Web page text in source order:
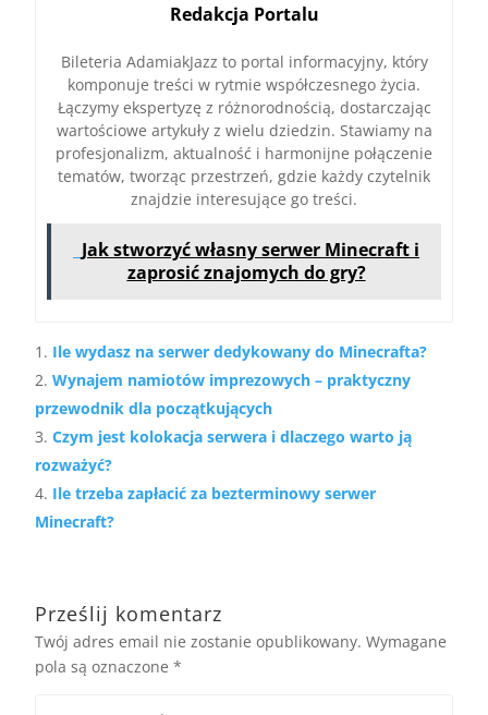
Redakcja Portalu
Bileteria AdamiakJazz to portal informacyjny, który
komponuje treści w rytmie współczesnego życia.
Łączymy ekspertyzę z różnorodnością, dostarczając
wartościowe artykuły z wielu dziedzin. Stawiamy na
profesjonalizm, aktualność i harmonijne połączenie
tematów, tworząc przestrzeń, gdzie każdy czytelnik
znajdzie interesujące go treści.
Jak stworzyć własny serwer Minecraft i
zaprosić znajomych do gry?
Ile wydasz na serwer dedykowany do Minecrafta?
Wynajem namiotów imprezowych – praktyczny
przewodnik dla początkujących
Czym jest kolokacja serwera i dlaczego warto ją
rozważyć?
Ile trzeba zapłacić za bezterminowy serwer
Minecraft?
Prześlij komentarz
Twój adres email nie zostanie opublikowany. Wymagane
pola są oznaczone*